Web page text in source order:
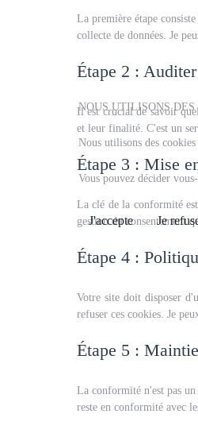
La première étape
collecte de données. Je
Étape 2 :
Il est crucial de savoir
et leur finalité. C'est un
Étape 3 : Mise
La clé de la conformité
gestion du consentement
Étape 4 :
Votre site doit disposer
refuser ces cookies. Je
Étape 5 :
La conformité n'est pas
reste en conformité avec
NOUS UTILISONS DES
Nous utilisons des
Vous pouvez décider
J'accepte Je